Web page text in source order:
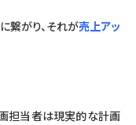
に繋がり、それが売上アッ
担当者は現実的な計画